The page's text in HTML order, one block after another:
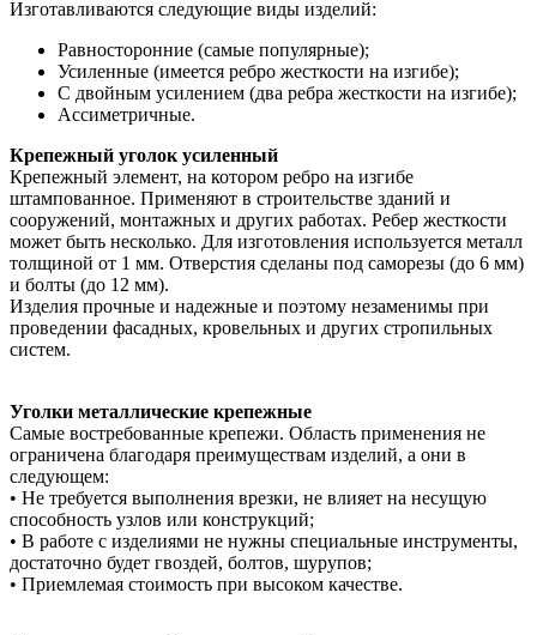
Изготавливаются следующие виды изделий:
Равносторонние (самые популярные);
Усиленные (имеется ребро жесткости на изгибе);
С двойным усилением (два ребра жесткости на изгибе);
Ассиметричные.
Крепежный уголок усиленный
Крепежный элемент, на котором ребро на изгибе
штампованное. Применяют в строительстве зданий и
сооружений, монтажных и других работах. Ребер жесткости
может быть несколько. Для изготовления используется металл
толщиной от 1 мм. Отверстия сделаны под саморезы (до 6 мм)
и болты (до 12 мм).
Изделия прочные и надежные и поэтому незаменимы при
проведении фасадных, кровельных и других стропильных
систем.
Уголки металлические крепежные
Самые востребованные крепежи. Область применения не
ограничена благодаря преимуществам изделий, а они в
следующем:
• Не требуется выполнения врезки, не влияет на несущую
способность узлов или конструкций;
• В работе с изделиями не нужны специальные инструменты,
достаточно будет гвоздей, болтов, шурупов;
• Приемлемая стоимость при высоком качестве.